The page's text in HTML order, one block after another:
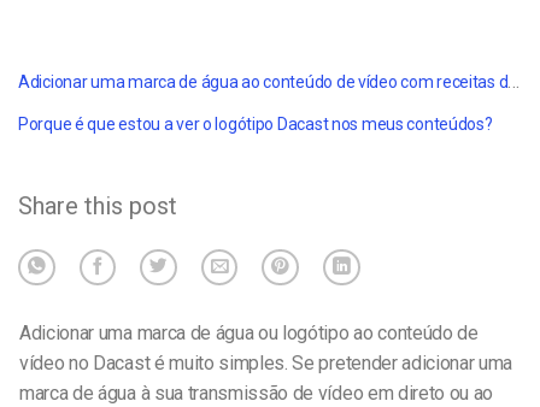
Adicionar uma marca de água ao conteúdo de vídeo com receitas de codificação
Porque é que estou a ver o logótipo Dacast nos meus conteúdos?
Share this post
Adicionar uma marca de água ou logótipo ao conteúdo de
vídeo no Dacasté muito simples. Se pretender adicionar uma
marca de água à sua transmissão de vídeo em direto ou ao